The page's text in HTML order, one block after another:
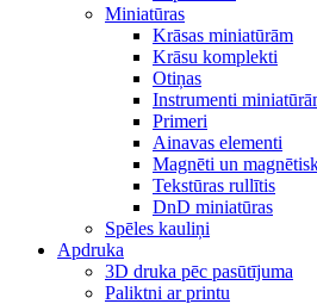
Miniatūras
Krāsas miniatūrām
Krāsu komplekti
Otiņas
Instrumenti
Primeri
Ainavas elementi
Magnēti un
Tekstūras rullītis
DnD miniatūras
Spēles kauliņi
Apdruka
3D druka pēc pasūtījuma
Paliktni ar printu